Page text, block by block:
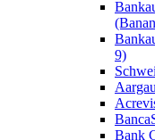
9)
Bank